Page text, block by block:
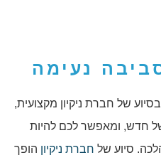
נעימה
של חברת ניקיון מקצועית,
חדש, ומאפשר לכם להיות
סיוע של חברת ניקיון הופך